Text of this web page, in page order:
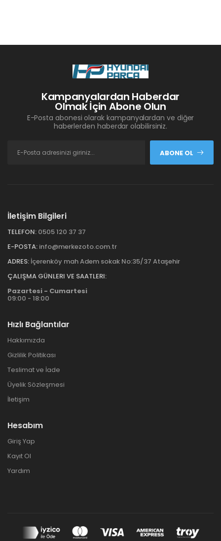
Kampanyalardan Haberdar
Olmak İçin Abone Olun
E-Posta abonesi olarak kampanyalardan ve diğer
haberlerden haberdar olabilirsiniz.
ABONE OL
İletişim Bilgileri
TELEFON: 0505 120 37 37
E-POSTA: info@merkezoto.com.tr
ADRES: İçerenköy mah Adem sokak No:35/37 Ataşehir
ÇALIŞMA GÜNLERI VE SAATLERI:
Pazartesi - Cumartesi
09:00 - 18:00
Hızlı Bağlantılar
Hakkımızda
Gizlilik Politikası
Teslimat ve İade
Üyelik Sözleşmesi
İletişim
Hesabım
Giriş Yap
Kayıt Ol
Yardım